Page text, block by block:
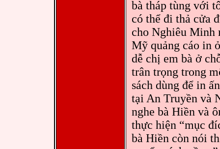
bà tháp tùng với
có thể đi thả cửa
cho Nghiêu Minh
Mỹ quảng cáo in
dễ chị em bà ở
trân trọng trong
sách dùng để in
tại An Truyền và
nghe bà Hiền và
thực hiện “mục
bà Hiền còn nói